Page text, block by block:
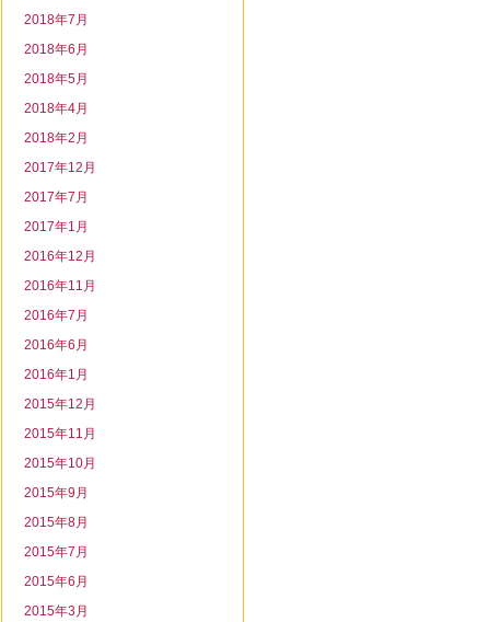
2018年7月
2018年6月
2018年5月
2018年4月
2018年2月
2017年12月
2017年7月
2017年1月
2016年12月
2016年11月
2016年7月
2016年6月
2016年1月
2015年12月
2015年11月
2015年10月
2015年9月
2015年8月
2015年7月
2015年6月
2015年3月